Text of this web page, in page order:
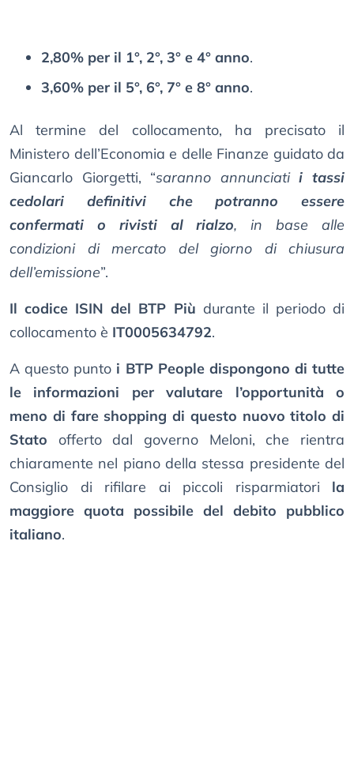
2,80% per il 1°, 2°, 3° e 4° anno.
3,60% per il 5°, 6°, 7° e 8° anno.
Al termine del collocamento, ha precisato il
Ministero dell’Economia e delle Finanze guidato da
Giancarlo Giorgetti, “saranno annunciatii tassi
cedolari definitivi che potranno essere
confermati o rivisti al rialzo, in base alle
condizioni di mercato del giorno di chiusura
dell’emissione”.
Il codice ISIN del BTP Più durante il periodo di
collocamento è IT0005634792.
A questo punto i BTP People dispongono di tutte
le informazioni per valutare l’opportunità o
meno di fare shopping di questo nuovo titolo di
Stato offerto dal governo Meloni, che rientra
chiaramente nel piano della stessa presidente del
Consiglio di rifilare ai piccoli risparmiatori la
maggiore quota possibile del debito pubblico
italiano.